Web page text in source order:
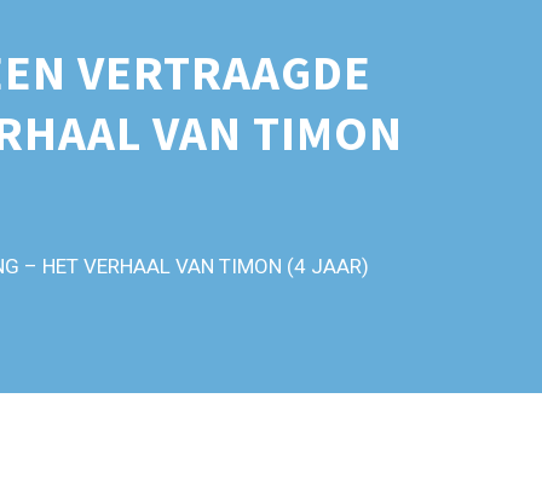
VERTRAAGDE
VAN TIMON
– HET VERHAAL VAN TIMON (4 JAAR)